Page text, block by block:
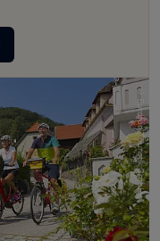
© Eurofun Touristik GmbH